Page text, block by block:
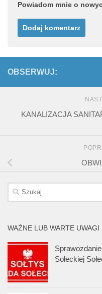
Powiadom mnie o
OBSERWUJ:
KANALIZACJA
Szukaj:
WAŻNE LUB WARTE UWAGI
Sołeckiej